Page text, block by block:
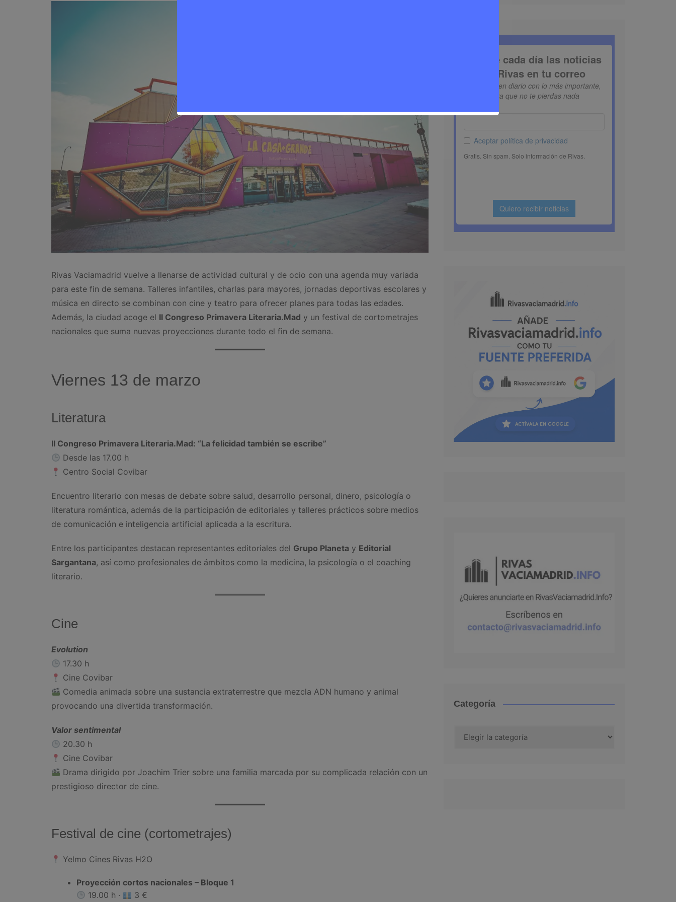
Rivas Vaciamadrid vuelve a llenarse de actividad cultural y de ocio con una agenda muy variada
para este fin de semana. Talleres infantiles, charlas para mayores, jornadas deportivas escolares y
música en directo se combinan con cine y teatro para ofrecer planes para todas las edades.
Además, la ciudad acoge el II Congreso Primavera Literaria.Mad y un festival de cortometrajes
nacionales que suma nuevas proyecciones durante todo el fin de semana.
Viernes 13 de marzo
Literatura
II Congreso Primavera Literaria.Mad: “La felicidad también se escribe”
Desde las 17.00 h
Centro Social Covibar
Encuentro literario con mesas de debate sobre salud, desarrollo personal, dinero, psicología o
literatura romántica, además de la participación de editoriales y talleres prácticos sobre medios
de comunicación e inteligencia artificial aplicada a la escritura.
Entre los participantes destacan representantes editoriales del Grupo Planeta y Editorial
Sargantana, así como profesionales de ámbitos como la medicina, la psicología o el coaching
literario.
Cine
Evolution
17.30 h
Cine Covibar
Comedia animada sobre una sustancia extraterrestre que mezcla ADN humano y animal
provocando una divertida transformación.
Valor sentimental
20.30 h
Cine Covibar
Drama dirigido por Joachim Trier sobre una familia marcada por su complicada relación con un
prestigioso director de cine.
Festival de cine (cortometrajes)
Yelmo Cines Rivas H2O
Proyección cortos nacionales – Bloque 1
19.00 h ·
3 €
Categoría